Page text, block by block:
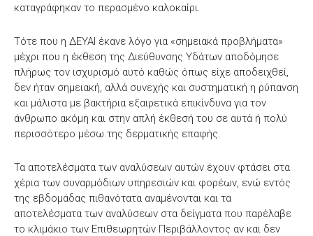
καταγράφηκαν το περασμένο καλοκαίρι.
Τότε που η ΔΕΥΑΙ έκανε λόγο για «σημειακά προβλήματα»
μέχρι που η έκθεση της Διεύθυνσης Υδάτων αποδόμησε
πλήρως τον ισχυρισμό αυτό καθώς όπως είχε αποδειχθεί,
δεν ήταν σημειακή, αλλά συνεχής και συστηματική η ρύπανση
και μάλιστα με βακτήρια εξαιρετικά επικίνδυνα για τον
άνθρωπο ακόμη και στην απλή έκθεσή του σε αυτά ή πολύ
περισσότερο μέσω της δερματικής επαφής.
Τα αποτελέσματα των αναλύσεων αυτών έχουν φτάσει στα
χέρια των συναρμόδιων υπηρεσιών και φορέων, ενώ εντός
της εβδομάδας πιθανότατα αναμένονται και τα
αποτελέσματα των αναλύσεων στα δείγματα που παρέλαβε
το κλιμάκιο των Επιθεωρητών Περιβάλλοντος αν και δεν